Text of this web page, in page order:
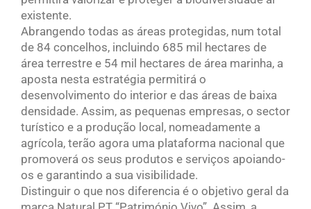
existente.
Abrangendo todas as áreas protegidas, num total
de 84 concelhos, incluindo 685 mil hectares de
área terrestre e 54 mil hectares de área marinha, a
aposta nesta estratégia permitirá o
desenvolvimento do interior e das áreas de baixa
densidade. Assim, as pequenas empresas, o sector
turístico e a produção local, nomeadamente a
agrícola, terão agora uma plataforma nacional que
promoverá os seus produtos e serviços apoiando-
os e garantindo a sua visibilidade.
Distinguir o que nos diferencia é o objetivo geral da